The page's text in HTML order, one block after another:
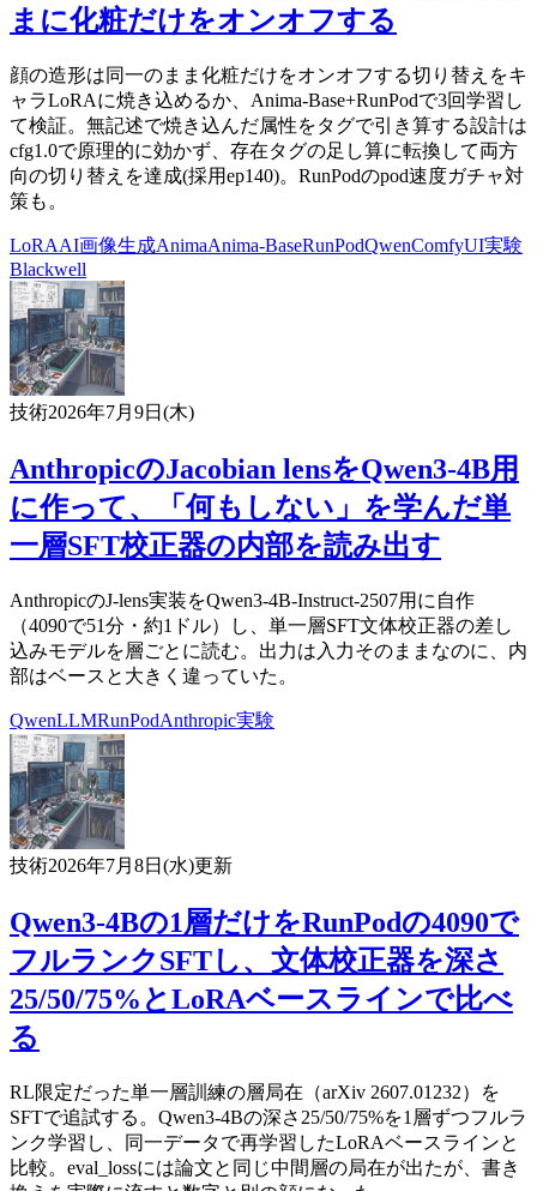
まに化粧だけをオンオフする
顔の造形は同一のまま化粧だけをオンオフする切り替えをキ
ャラLoRAに焼き込めるか、Anima-Base+RunPodで3回学習し
て検証。無記述で焼き込んだ属性をタグで引き算する設計は
cfg1.0で原理的に効かず、存在タグの足し算に転換して両方
向の切り替えを達成(採用ep140)。RunPodのpod速度ガチャ対
策も。
LoRAAI画像生成AnimaAnima-BaseRunPodQwenComfyUI実験
Blackwell
技術2026年7月9日(木)
AnthropicのJacobian lensをQwen3-4B用
に作って、「何もしない」を学んだ単
一層SFT校正器の内部を読み出す
AnthropicのJ-lens実装をQwen3-4B-Instruct-2507用に自作
（4090で51分・約1ドル）し、単一層SFT文体校正器の差し
込みモデルを層ごとに読む。出力は入力そのままなのに、内
部はベースと大きく違っていた。
QwenLLMRunPodAnthropic実験
技術2026年7月8日(水)更新
Qwen3-4Bの1層だけをRunPodの4090で
フルランクSFTし、文体校正器を深さ
25/50/75%とLoRAベースラインで比べ
る
RL限定だった単一層訓練の層局在（arXiv 2607.01232）を
SFTで追試する。Qwen3-4Bの深さ25/50/75%を1層ずつフルラ
ンク学習し、同一データで再学習したLoRAベースラインと
比較。eval_lossには論文と同じ中間層の局在が出たが、書き